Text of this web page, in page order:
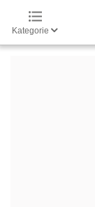
Kategorie